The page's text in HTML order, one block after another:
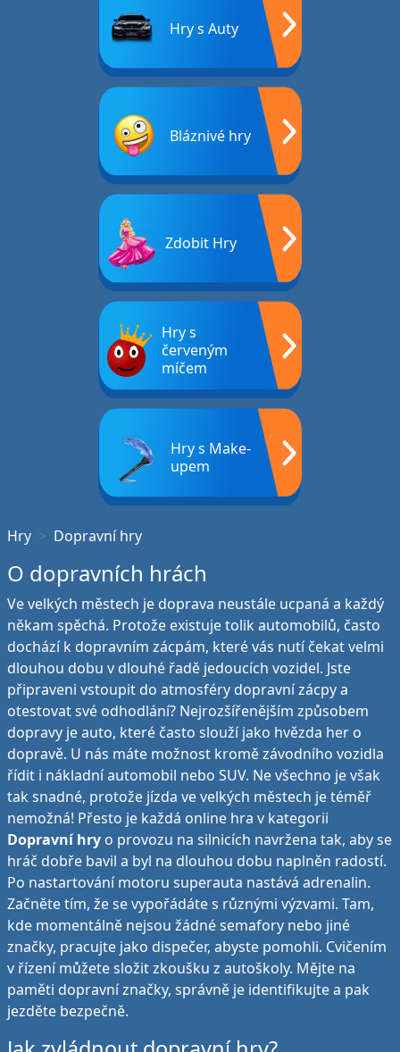
Hry s Auty
Bláznivé hry
Zdobit Hry
Hry s
červeným
míčem
Hry s Make-
upem
Hry Dopravní hry
O dopravních hrách
Ve velkých městech je doprava neustále ucpaná a každý
někam spěchá. Protože existuje tolik automobilů, často
dochází k dopravním zácpám, které vás nutí čekat velmi
dlouhou dobu v dlouhé řadě jedoucích vozidel. Jste
připraveni vstoupit do atmosféry dopravní zácpy a
otestovat své odhodlání? Nejrozšířenějším způsobem
dopravy je auto, které často slouží jako hvězda her o
dopravě. U nás máte možnost kromě závodního vozidla
řídit i nákladní automobil nebo SUV. Ne všechno je však
tak snadné, protože jízda ve velkých městech je téměř
nemožná! Přesto je každá online hra v kategorii
Dopravní hry o provozu na silnicích navržena tak, aby se
hráč dobře bavil a byl na dlouhou dobu naplněn radostí.
Po nastartování motoru superauta nastává adrenalin.
Začněte tím, že se vypořádáte s různými výzvami. Tam,
kde momentálně nejsou žádné semafory nebo jiné
značky, pracujte jako dispečer, abyste pomohli. Cvičením
v řízení můžete složit zkoušku z autoškoly. Mějte na
paměti dopravní značky, správně je identifikujte a pak
jezděte bezpečně.